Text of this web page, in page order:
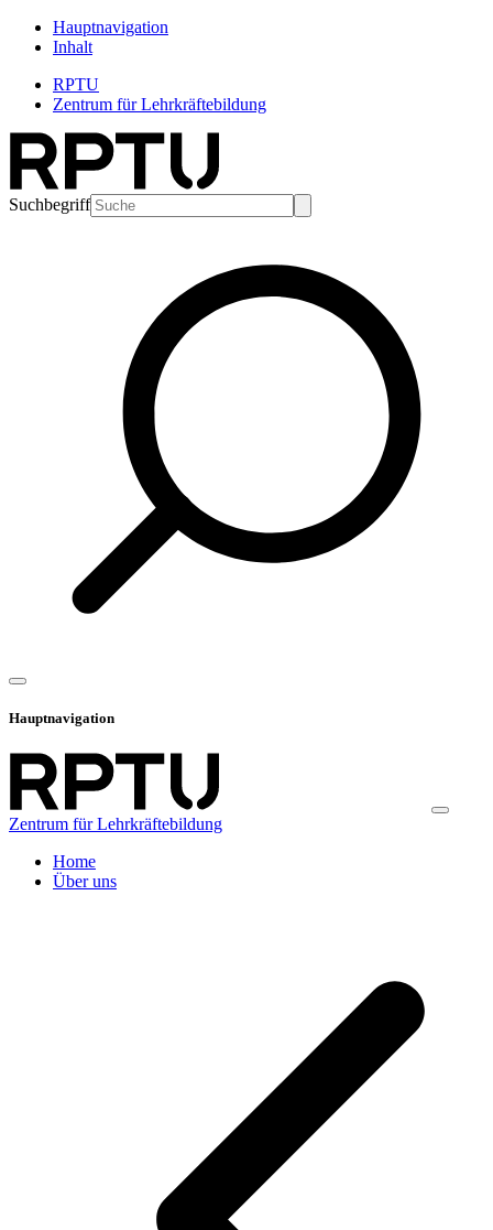
Hauptnavigation
Inhalt
RPTU
Zentrum für Lehrkräftebildung
Suchbegriff
Hauptnavigation
Zentrum für Lehrkräftebildung
Home
Über uns